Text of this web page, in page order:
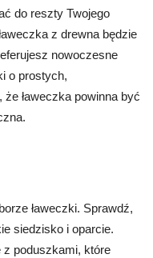
do reszty Twojego
z drewna będzie
nowoczesne
o prostych,
ławeczka powinna być
ławeczki. Sprawdź,
siedzisko i oparcie.
z poduszkami, które